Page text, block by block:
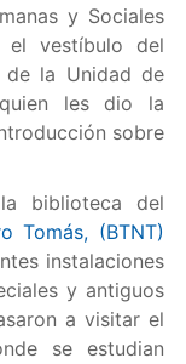
y Sociales
el vestíbulo del
de la Unidad de
les dio la
sobre
biblioteca del
Tomás, (BTNT)
instalaciones
y antiguos
a visitar el
se estudian